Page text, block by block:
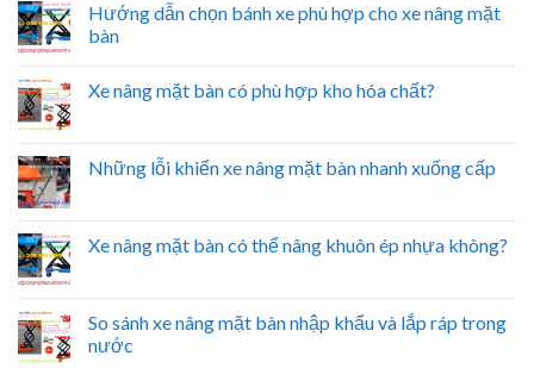
Hướng dẫn chọn bánh xe phù hợp cho xe nâng mặt
bàn
Xe nâng mặt bàn có phù hợp kho hóa chất?
Những lỗi khiến xe nâng mặt bàn nhanh xuống cấp
Xe nâng mặt bàn có thể nâng khuôn ép nhựa không?
So sánh xe nâng mặt bàn nhập khẩu và lắp ráp trong
nước